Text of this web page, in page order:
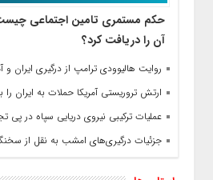
حکم مستمری تامین اجتماعی
آن را دریافت کرد؟
روایت هالیوودی ترامپ از درگیری ایران و
ارتش تروریستی آمریکا حملات به ایران را
عملیات ترکیبی نیروی دریایی سپاه در پی
جزئیات درگیری‌های امشب به نقل از سخنگوی